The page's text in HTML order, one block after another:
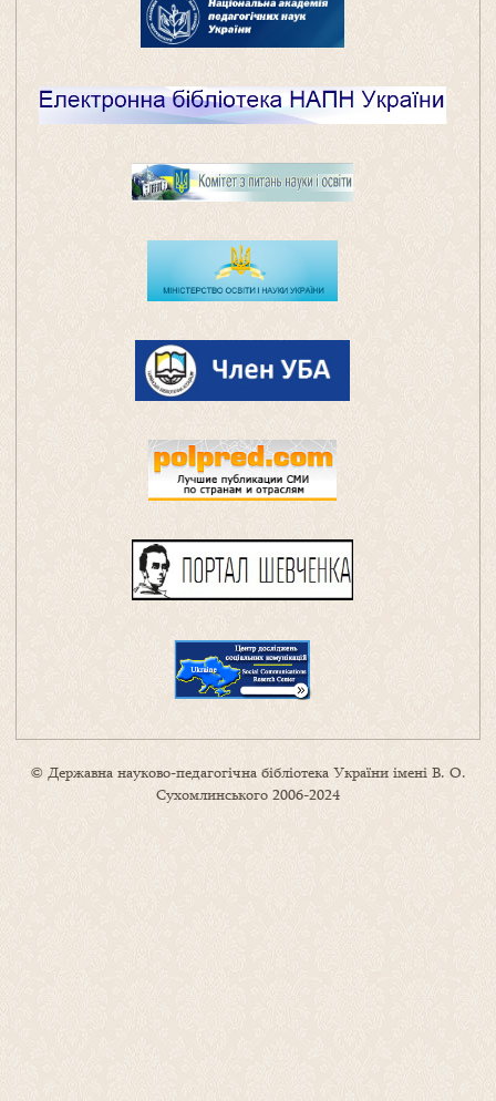
© Державна науково-педагогічна бібліотека України імені В. О.
Сухомлинського 2006-2024